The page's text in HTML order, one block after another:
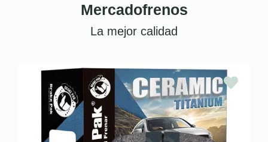
Mercadofrenos
La mejor calidad